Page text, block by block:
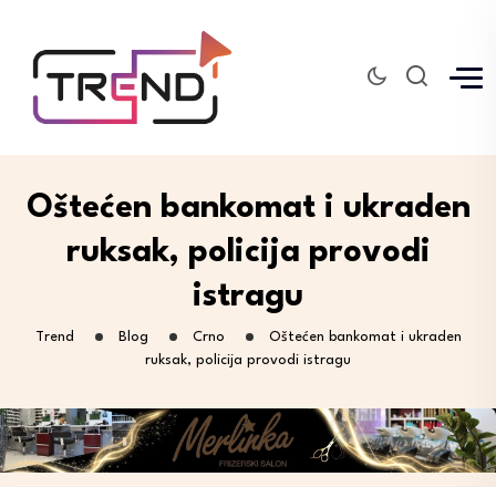
Oštećen bankomat i ukraden
ruksak, policija provodi
istragu
Trend Blog Crno
Oštećen bankomat i ukraden
ruksak, policija provodi istragu